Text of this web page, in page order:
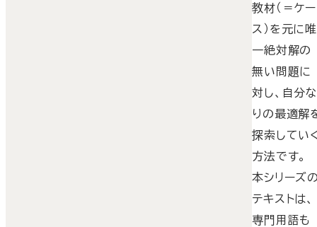
教材（＝ケー
ス）を元に唯
一絶対解の
無い問題に
対し、自分
りの最適解
探索してい
方法です。
本シリーズ
テキストは、
専門用語も